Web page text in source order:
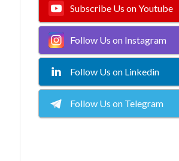
Subscribe Us on Youtube
Follow Us on Instagram
Follow Us on Linkedin
Follow Us on Telegram